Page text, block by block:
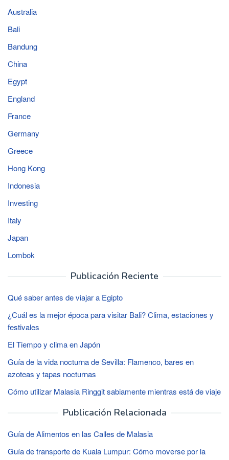
Australia
Bali
Bandung
China
Egypt
England
France
Germany
Greece
Hong Kong
Indonesia
Investing
Italy
Japan
Lombok
Publicación Reciente
Qué saber antes de viajar a Egipto
¿Cuál es la mejor época para visitar Bali? Clima, estaciones y
festivales
El Tiempo y clima en Japón
Guía de la vida nocturna de Sevilla: Flamenco, bares en
azoteas y tapas nocturnas
Cómo utilizar Malasia Ringgit sabiamente mientras está de viaje
Publicación Relacionada
Guía de Alimentos en las Calles de Malasia
Guía de transporte de Kuala Lumpur: Cómo moverse por la